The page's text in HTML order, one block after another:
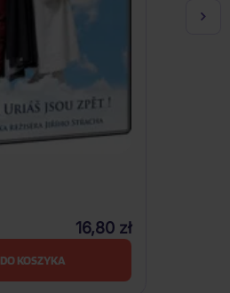
16,80 zł
DO KOSZYKA